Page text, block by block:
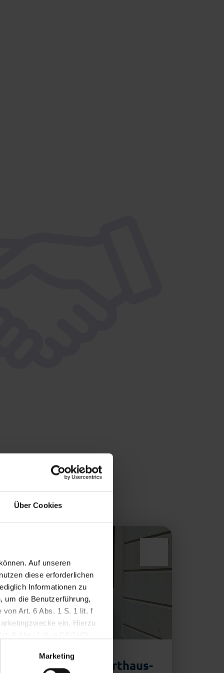
Über Cookies
Auf unseren
diese erforderlichen
Informationen zu
um die Benutzerführung,
von Art. 6 Abs. 1 S. 1 lit. f
ein. Hierzu
Marketing
Bremerhavener Starthaus-